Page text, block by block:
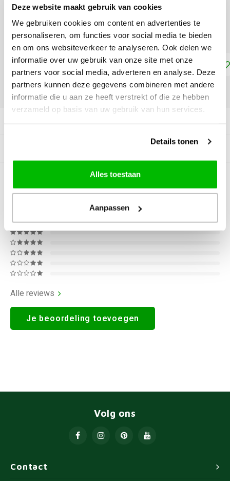
Deze website maakt gebruik van cookies
We gebruiken cookies om content en advertenties te
personaliseren, om functies voor social media te bieden
en om ons websiteverkeer te analyseren. Ook delen we
informatie over uw gebruik van onze site met onze
partners voor social media, adverteren en analyse. Deze
partners kunnen deze gegevens combineren met andere
informatie die u aan ze heeft verstrekt of die ze hebben
verzameld op basis van uw gebruik van hun services.
Details tonen
Alles toestaan
Aanpassen
MAAK EEN KEUZE:*
Appeltjes Groen 0601 - €10,75
Toevoegen aan winkelwagen
DELEN:
BEOORDELINGEN
Alle reviews
Je beoordeling toevoegen
Contact
Volg ons